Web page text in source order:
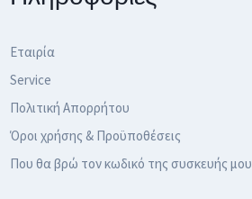
Εταιρία
Service
Πολιτική Απορρήτου
Όροι χρήσης & Προϋποθέσεις
Που θα βρώ τον κωδικό της συσκευής μου